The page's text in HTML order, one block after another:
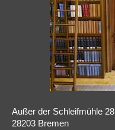
Außer der Schleifmühle 28
28203 Bremen